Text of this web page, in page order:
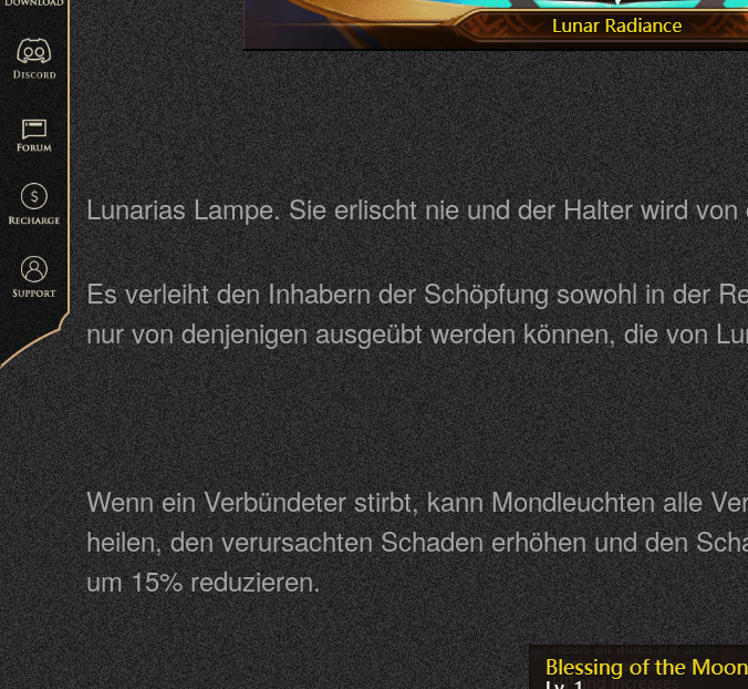
Lunarias Lampe. Sie erlischt nie und der Halter wird
Es verleiht den Inhabern der Schöpfung sowohl in der
nur von denjenigen ausgeübt werden können, die
Wenn ein Verbündeter stirbt, kann Mondleuchten alle
heilen, den verursachten Schaden erhöhen und den
um 15% reduzieren.